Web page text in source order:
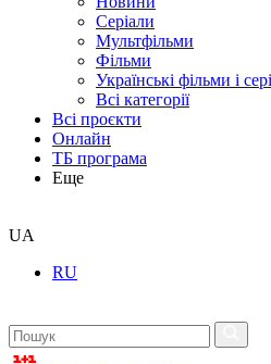
Серіали
Мультфільми
Фільми
Українські фільми і
Всі категорії
Всі проєкти
Онлайн
ТБ програма
Еще
UA
RU